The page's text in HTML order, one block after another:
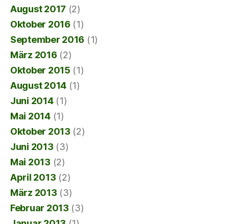
August 2017 (2)
Oktober 2016 (1)
September 2016 (1)
März 2016 (2)
Oktober 2015 (1)
August 2014 (1)
Juni 2014(1)
Mai 2014(1)
Oktober 2013 (2)
Juni 2013 (3)
Mai 2013 (2)
April 2013 (2)
März 2013 (3)
Februar 2013 (3)